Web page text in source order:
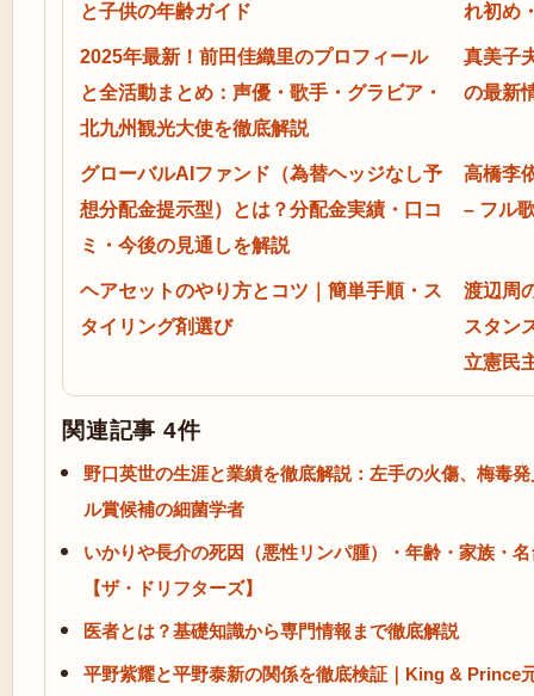
と子供の年齢ガイド
れ初め
2025年最新！前田佳織里のプロフィール
と全活動まとめ：声優・歌手・グラビア・
北九州観光大使を徹底解説
真美子
の最新
グローバルAIファンド（為替ヘッジなし予
想分配金提示型）とは？分配金実績・口コ
ミ・今後の見通しを解説
高橋李
– フル
ヘアセットのやり方とコツ｜簡単手順・ス
タイリング剤選び
渡辺周
スタン
立憲民
関連記事 4件
野口英世の生涯と業績を徹底解説：左手の火傷、梅毒
ル賞候補の細菌学者
いかりや長介の死因（悪性リンパ腫）・年齢・家族・
【ザ・ドリフターズ】
医者とは？基礎知識から専門情報まで徹底解説
平野紫耀と平野泰新の関係を徹底検証｜King & Prince